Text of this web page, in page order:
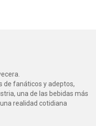
de fanáticos y adeptos,
una de las bebidas más
realidad cotidiana